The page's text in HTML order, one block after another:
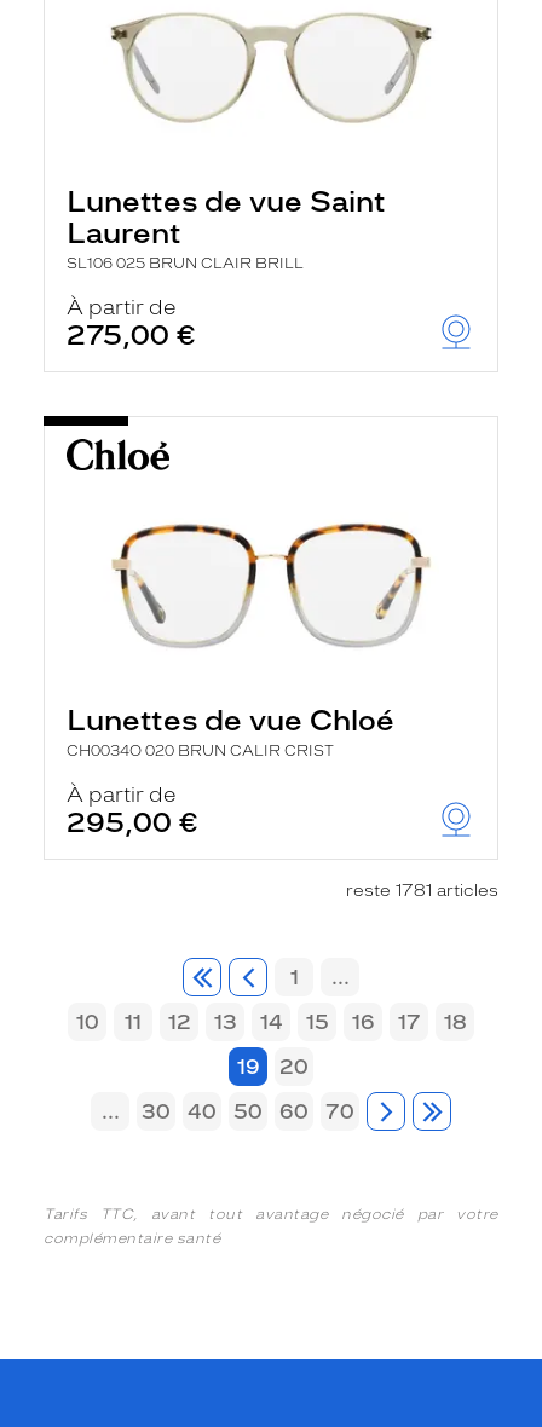
Lunettes de vue Saint
Laurent
SL106 025 BRUN CLAIR BRILL
À partir de
275,00 €
Lunettes de vue Chloé
CH0034O 020 BRUN CALIR CRIST
À partir de
295,00 €
reste 1781 articles
1
...
10
11 12 13 14 15 16 17
18
19
20
...
30 40 50 60 70
Tarifs TTC, avant tout avantage négocié par votre
complémentaire santé